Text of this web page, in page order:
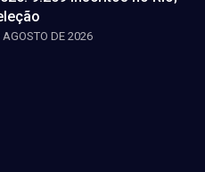
AGOSTO DE 2026